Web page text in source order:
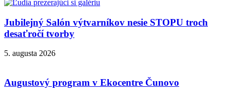
Jubilejný Salón výtvarníkov nesie STOPU troch
desaťročí tvorby
5. augusta 2026
Augustový program v Ekocentre Čunovo